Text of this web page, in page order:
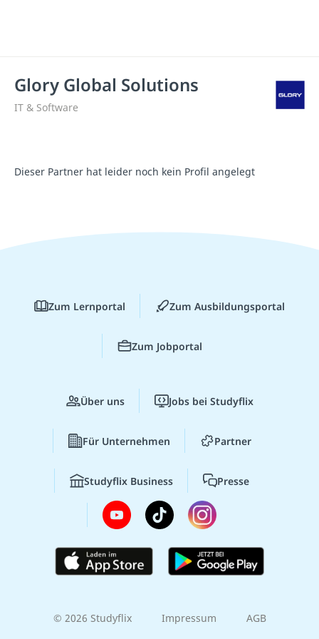
Glory Global Solutions
IT & Software
Dieser Partner hat leider noch kein Profil angelegt
Zum Lernportal Zum Ausbildungsportal
Zum Jobportal
Über uns Jobs bei Studyflix
Für Unternehmen Partner
Studyflix Business Presse
© 2026 Studyflix Impressum AGB